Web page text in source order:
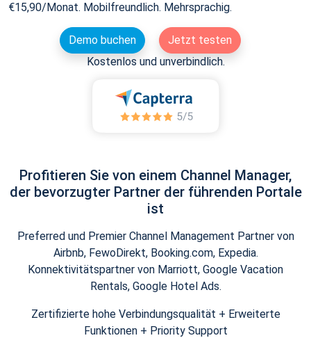
€15,90/Monat. Mobilfreundlich. Mehrsprachig.
Demo buchen
Jetzt testen
Kostenlos und unverbindlich.
Profitieren Sie von einem Channel Manager,
der bevorzugter Partner der führenden Portale
ist
Preferred und Premier Channel Management Partner von
Airbnb, FewoDirekt, Booking.com, Expedia.
Konnektivitätspartner von Marriott, Google Vacation
Rentals, Google Hotel Ads.
Zertifizierte hohe Verbindungsqualität + Erweiterte
Funktionen + Priority Support